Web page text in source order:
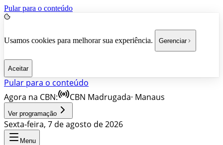
Pular para o conteúdo
Usamos cookies para melhorar sua experiência. Gerenciar
Aceitar
Pular para o conteúdo
Agora na CBN:
CBN Madrugada· Manaus
Ver programação
Sexta-feira, 7 de agosto de 2026
Menu